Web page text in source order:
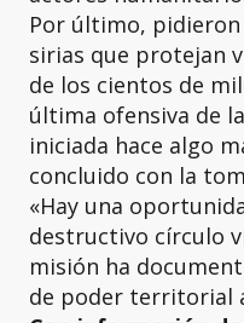
Por último, pidieron
sirias que protejan
de los cientos de
última ofensiva de
iniciada hace algo
concluido con la
«Hay una
destructivo círculo
misión ha
de poder territorial